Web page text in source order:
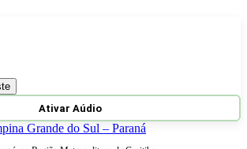
Ativar Aúdio